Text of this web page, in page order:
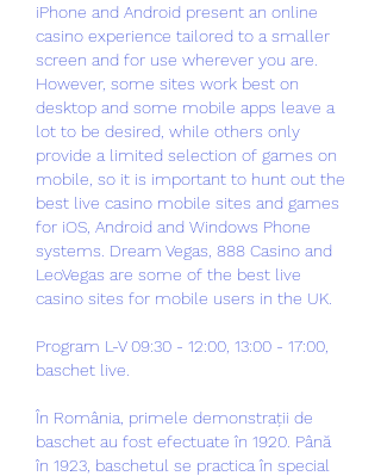
iPhone and Android present an online
casino experience tailored to a smaller
screen and for use wherever you are.
However, some sites work best on
desktop and some mobile apps leave a
lot to be desired, while others only
provide a limited selection of games on
mobile, so it is important to hunt out the
best live casino mobile sites and games
for iOS, Android and Windows Phone
systems. Dream Vegas, 888 Casino and
LeoVegas are some of the best live
casino sites for mobile users in the UK.
Program L-V 09:30 - 12:00, 13:00 - 17:00,
baschet live.
În România, primele demonstrații de
baschet au fost efectuate în 1920. Până
în 1923, baschetul se practica în special